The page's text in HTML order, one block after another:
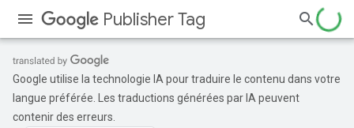
Publisher Tag
Google utilise la technologie IA pour traduire le contenu dans votre
langue préférée. Les traductions générées par IA peuvent
contenir des erreurs.